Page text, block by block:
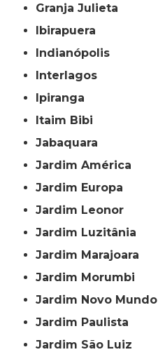
Granja Julieta
Ibirapuera
Indianópolis
Interlagos
Ipiranga
Itaim Bibi
Jabaquara
Jardim América
Jardim Europa
Jardim Leonor
Jardim Luzitânia
Jardim Marajoara
Jardim Morumbi
Jardim Novo Mundo
Jardim Paulista
Jardim São Luiz